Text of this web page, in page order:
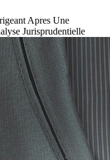
Apres Une
Jurisprudentielle